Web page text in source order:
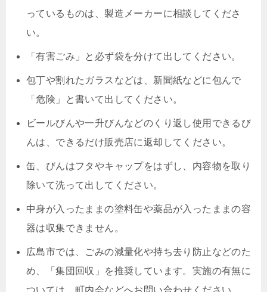
っているものは、製造メーカーに相談してくださ
い。
「有害ごみ」と必ず袋を分けて出してください。
包丁や割れたガラスなどは、新聞紙などに包んで
「危険」と書いて出してください。
ビールびんや一升びんなどのくり返し使用できるび
んは、できるだけ販売店に返却してください。
缶、びんはフタやキャップをはずし、内容物を取り
除いて洗って出してください。
中身が入ったままの塗料缶や薬品が入ったままの容
器は収集できません。
広島市では、ごみの減量化や持ち去り防止などのた
め、「集団回収」を推奨しています。実施の有無に
ついては、町内会などへお問い合わせください。